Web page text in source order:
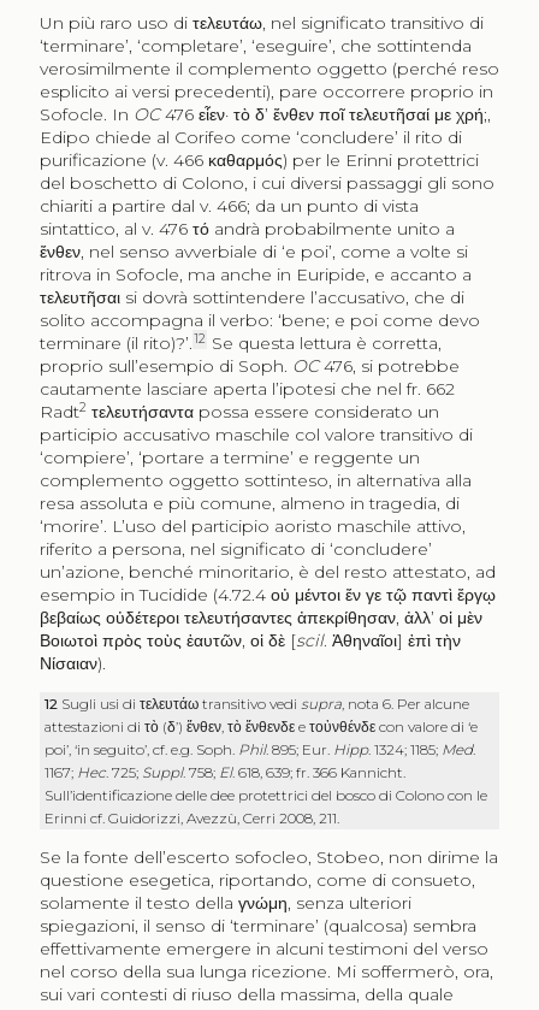
Un più raro uso di τελευτάω, nel significato transitivo di
‘terminare’, ‘completare’, ‘eseguire’, che sottintenda
verosimilmente il complemento oggetto (perché reso
esplicito ai versi precedenti), pare occorrere proprio in
Sofocle. In OC476 εἶεν· τὸ δ’ ἔνθεν ποῖ τελευτῆσαί με χρή;,
Edipo chiede al Corifeo come ‘concludere’ il rito di
purificazione (v. 466 καθαρμός) per le Erinni protettrici
del boschetto di Colono, i cui diversi passaggi gli sono
chiariti a partire dal v. 466; da un punto di vista
sintattico, al v. 476 τόandrà probabilmente unito a
ἔνθεν, nel senso avverbiale di ‘e poi’, come a volte si
ritrova in Sofocle, ma anche in Euripide, e accanto a
τελευτῆσαιsi dovrà sottintendere l’accusativo, che di
solito accompagna il verbo: ‘bene; e poi come devo
terminare (il rito)?’.12 Se questa lettura è corretta,
proprio sull’esempio di Soph. OC476, si potrebbe
cautamente lasciare aperta l’ipotesi che nel fr. 662
Radt2 τελευτήσανταpossa essere considerato un
participio accusativo maschile col valore transitivo di
‘compiere’, ‘portare a termine’ e reggente un
complemento oggetto sottinteso, in alternativa alla
resa assoluta e più comune, almeno in tragedia, di
‘morire’. L’uso del participio aoristo maschile attivo,
riferito a persona, nel significato di ‘concludere’
un’azione, benché minoritario, è del resto attestato, ad
esempio in Tucidide (4.72.4 οὐ μέντοι ἔν γε τῷ παντὶ ἔργῳ
βεβαίως οὐδέτεροι τελευτήσαντες ἀπεκρίθησαν, ἀλλ’ οἱ μὲν
Βοιωτοὶ πρὸς τοὺς ἑαυτῶν, οἱ δὲ[scil. Ἀθηναῖοι] ἐπὶ τὴν
Νίσαιαν).
12 Sugli usi diτελευτάω transitivo vedisupra, nota 6. Per alcune
attestazioni diτὸ (δ’)ἔνθεν,τὸ ἔνθενδε eτοὐνθένδε con valore di ‘e
poi’, ‘in seguito’, cf. e.g. Soph. Phil. 895; Eur. Hipp. 1324; 1185; Med.
1167; Hec. 725; Suppl. 758; El. 618, 639; fr. 366 Kannicht.
Sull’identificazione delle dee protettrici del bosco di Colono con le
Erinni cf. Guidorizzi, Avezzù, Cerri 2008, 211.
Se la fonte dell’escerto sofocleo, Stobeo, non dirime la
questione esegetica, riportando, come di consueto,
solamente il testo della γνώμη, senza ulteriori
spiegazioni, il senso di ‘terminare’ (qualcosa) sembra
effettivamente emergere in alcuni testimoni del verso
nel corso della sua lunga ricezione. Mi soffermerò, ora,
sui vari contesti di riuso della massima, della quale